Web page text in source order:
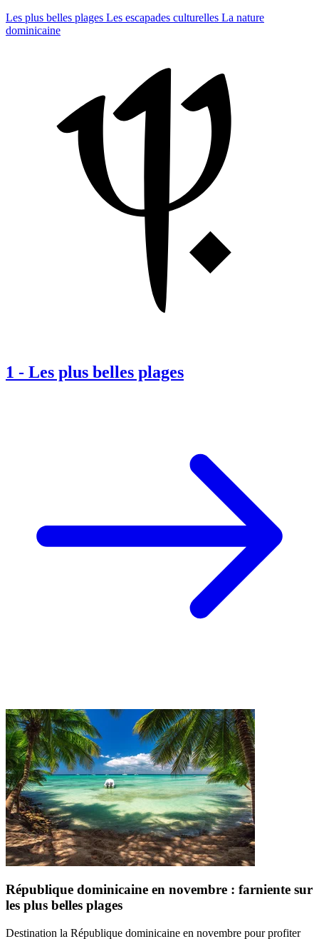
Les plus belles plages Les escapades culturelles La nature
dominicaine
1 - Les plus belles plages
République dominicaine en novembre : farniente sur
les plus belles plages
Destination la République dominicaine en novembre pour profiter